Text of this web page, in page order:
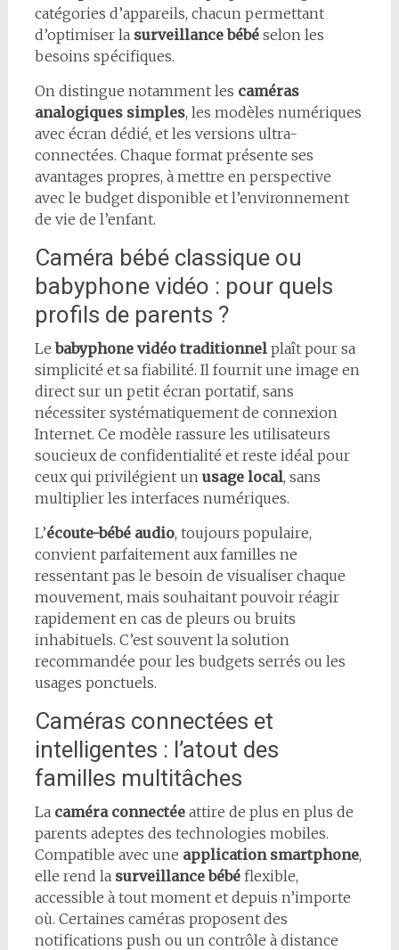
catégories d’appareils, chacun permettant
d’optimiser la surveillance bébéselon les
besoins spécifiques.
On distingue notamment les caméras
analogiques simples, les modèles numériques
avec écran dédié, et les versions ultra-
connectées. Chaque format présente ses
avantages propres, à mettre en perspective
avec le budget disponible et l’environnement
de vie de l’enfant.
Caméra bébé classique ou
babyphone vidéo : pour quels
profils de parents ?
Lebabyphone vidéo traditionnelplaît pour sa
simplicité et sa fiabilité. Il fournit une image en
direct sur un petit écran portatif, sans
nécessiter systématiquement de connexion
Internet. Ce modèle rassure les utilisateurs
soucieux de confidentialité et reste idéal pour
ceux qui privilégient un usage local, sans
multiplier les interfaces numériques.
L’écoute-bébé audio, toujours populaire,
convient parfaitement aux familles ne
ressentant pas le besoin de visualiser chaque
mouvement, mais souhaitant pouvoir réagir
rapidement en cas de pleurs ou bruits
inhabituels. C’est souvent la solution
recommandée pour les budgets serrés ou les
usages ponctuels.
Caméras connectées et
intelligentes : l’atout des
familles multitâches
La caméra connectéeattire de plus en plus de
parents adeptes des technologies mobiles.
Compatible avec une application smartphone,
elle rend la surveillance bébéflexible,
accessible à tout moment et depuis n’importe
où. Certaines caméras proposent des
notifications push ou un contrôle à distance